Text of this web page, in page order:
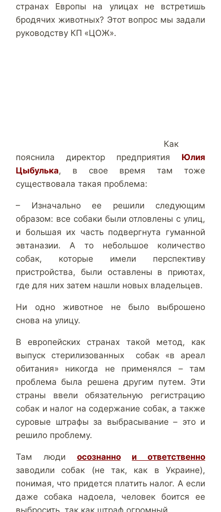
странах Европы на улицах не встретишь
бродячих животных? Этот вопрос мы задали
руководству КП «ЦОЖ».
Как
пояснила директор предприятия Юлия
Цыбулька, в свое время там тоже
существовала такая проблема:
– Изначально ее решили следующим
образом: все собаки были отловлены с улиц,
и большая их часть подвергнута гуманной
эвтаназии. А то небольшое количество
собак, которые имели перспективу
пристройства, были оставлены в приютах,
где для них затем нашли новых владельцев.
Ни одно животное не было выброшено
снова на улицу.
В европейских странах такой метод, как
выпуск стерилизованных собак «в ареал
обитания» никогда не применялся – там
проблема была решена другим путем. Эти
страны ввели обязательную регистрацию
собак и налог на содержание собак, а также
суровые штрафы за выбрасывание – это и
решило проблему.
Там люди осознанно
и ответственно
заводили собак (не так, как в Украине),
понимая, что придется платить налог. А если
даже собака надоела, человек боится ее
выбросить, так как штраф огромный.